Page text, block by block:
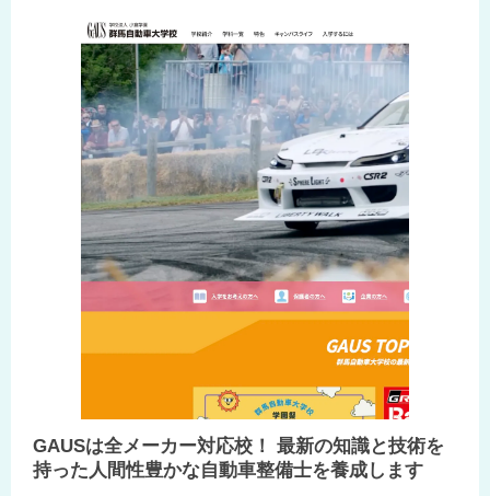
GAUSは全メーカー対応校！ 最新の知識と技術を
持った人間性豊かな自動車整備士を養成します